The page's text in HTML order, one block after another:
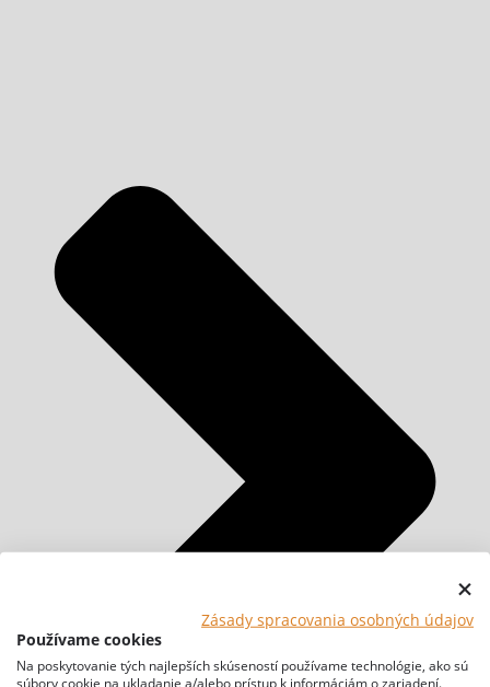
Zásady spracovania osobných údajov
Používame cookies
Na poskytovanie tých najlepších skúseností používame technológie, ako sú
súbory cookie na ukladanie a/alebo prístup k informáciám o zariadení.